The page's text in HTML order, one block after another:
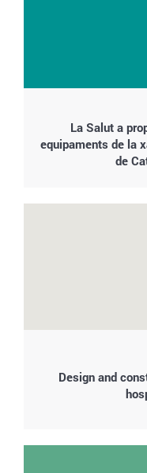
La Salut a
equipaments de la
de
Design and